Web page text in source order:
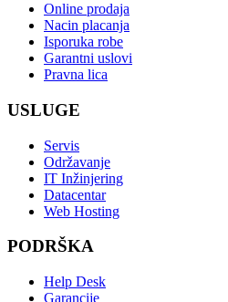
Online prodaja
Nacin placanja
Isporuka robe
Garantni uslovi
Pravna lica
USLUGE
Servis
Održavanje
IT Inžinjering
Datacentar
Web Hosting
PODRŠKA
Help Desk
Garancije